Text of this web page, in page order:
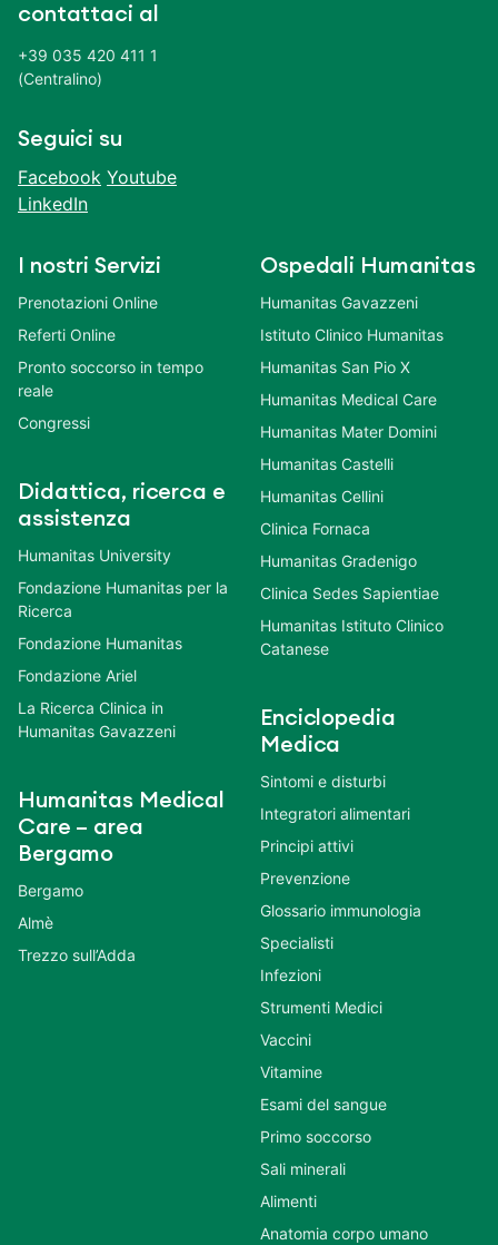
contattaci al
+39 035 420 411 1
(Centralino)
Seguici su
Facebook Youtube
LinkedIn
I nostri Servizi
Prenotazioni Online
Referti Online
Pronto soccorso in tempo
reale
Congressi
Didattica, ricerca e
assistenza
Humanitas University
Fondazione Humanitas per la
Ricerca
Fondazione Humanitas
Fondazione Ariel
La Ricerca Clinica in
Humanitas Gavazzeni
Humanitas Medical
Care – area
Bergamo
Bergamo
Almè
Trezzo sull’Adda
Ospedali Humanitas
Humanitas Gavazzeni
Istituto Clinico Humanitas
Humanitas San Pio X
Humanitas Medical Care
Humanitas Mater Domini
Humanitas Castelli
Humanitas Cellini
Clinica Fornaca
Humanitas Gradenigo
Clinica Sedes Sapientiae
Humanitas Istituto Clinico
Catanese
Enciclopedia
Medica
Sintomi e disturbi
Integratori alimentari
Principi attivi
Prevenzione
Glossario immunologia
Specialisti
Infezioni
Strumenti Medici
Vaccini
Vitamine
Esami del sangue
Primo soccorso
Sali minerali
Alimenti
Anatomia corpo umano